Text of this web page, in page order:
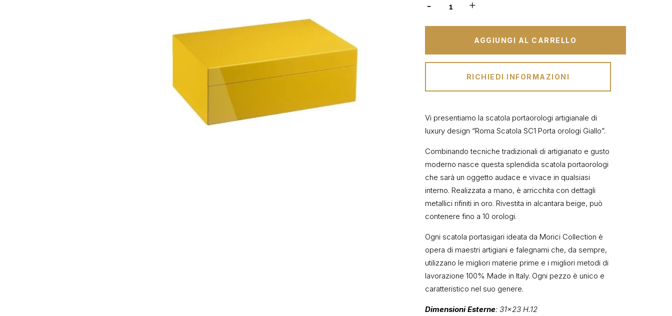
AGGIUNGI AL CARRELLO
RICHIEDI INFORMAZIONI
Vi presentiamo la scatola portaorologi artigianale di
luxury design “Roma Scatola SC1 Porta orologi Giallo”.
Combinando tecniche tradizionali di artigianato e gusto
moderno nasce questa splendida scatola portaorologi
che sarà un oggetto audace e vivace in qualsiasi
interno. Realizzata a mano, è arricchita con dettagli
metallici rifiniti in oro. Rivestita in alcantara beige, può
contenere fino a 10 orologi.
Ogni scatola portasigari ideata da Morici Collection è
opera di maestri artigiani e falegnami che, da sempre,
utilizzano le migliori materie prime e i migliori metodi di
lavorazione 100% Made in Italy. Ogni pezzo è unico e
caratteristico nel suo genere.
Dimensioni Esterne: 31×23 H.12